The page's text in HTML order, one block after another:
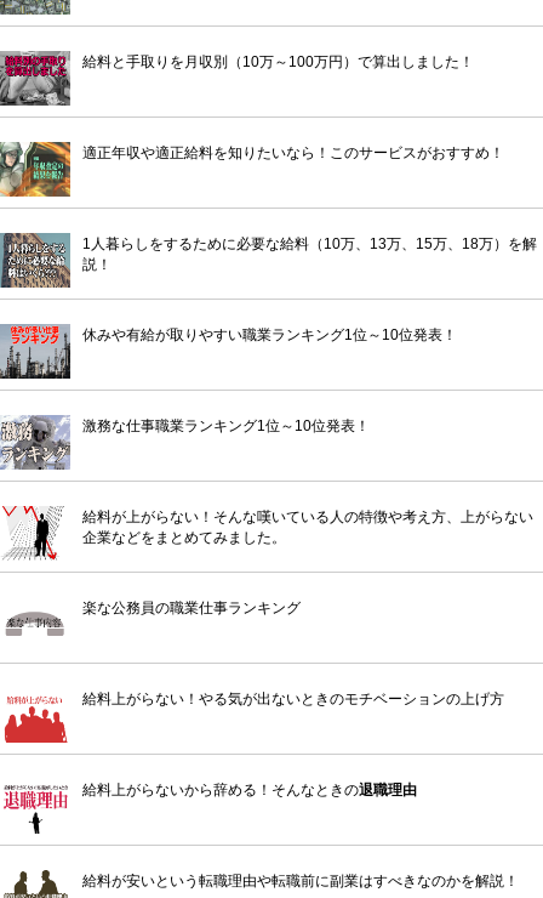
給料と手取りを月収別（10万～100万円）で算出しました！
適正年収や適正給料を知りたいなら！このサービスがおすすめ！
1人暮らしをするために必要な給料（10万、13万、15万、18万）を解
説！
休みや有給が取りやすい職業ランキング1位～10位発表！
激務な仕事職業ランキング1位～10位発表！
給料が上がらない！そんな嘆いている人の特徴や考え方、上がらない
企業などをまとめてみました。
楽な公務員の職業仕事ランキング
給料上がらない！やる気が出ないときのモチベーションの上げ方
給料上がらないから辞める！そんなときの退職理由
給料が安いという転職理由や転職前に副業はすべきなのかを解説！